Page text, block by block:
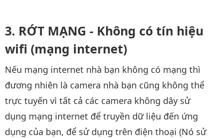
RỚT MẠNG - Không có tín hiệu
wifi (mạng internet)
Nếu mạng internet nhà bạn không có mạng thì
đương nhiên là camera nhà bạn cũng không thể
trực tuyến vì tất cả các camera không dây sử
dụng mạng internet để truyền dữ liệu đến ứng
dụng của bạn, để sử dụng trên điện thoại (Nó sử